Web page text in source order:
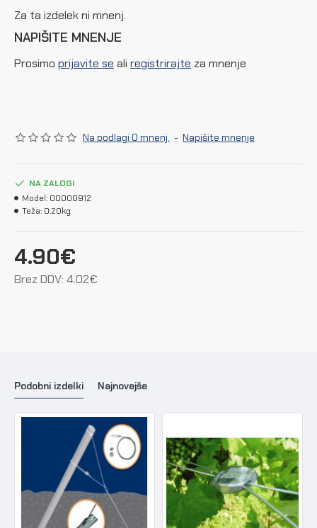
Za ta izdelek ni mnenj.
NAPIŠITE MNENJE
Prosimo prijavite se ali registrirajte za mnenje
Na podlagi 0 mnenj. - Napišite mnenje
4.90€
Brez DDV: 4.02€
NA ZALOGI
Model: 00000912
Teža: 0.20kg
Podobni izdelki Najnovejše